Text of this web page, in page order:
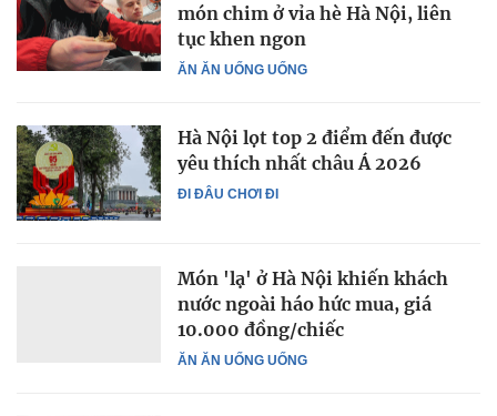
ĂN ĂN UỐNG UỐNG
món chim ở vỉa hè Hà Nội, liên
tục khen ngon
ĐI ĐÂU CHƠI ĐI
Hà Nội lọt top 2 điểm đến được
yêu thích nhất châu Á 2026
ĂN ĂN UỐNG UỐNG
Món 'lạ' ở Hà Nội khiến khách
nước ngoài háo hức mua, giá
10.000 đồng/chiếc